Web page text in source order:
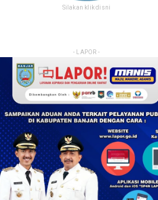
Silakan klik disni
- LAPOR -